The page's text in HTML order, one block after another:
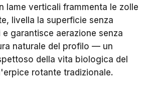
lame verticali frammenta le zolle
livella la superficie senza
garantisce aerazione senza
naturale del profilo — un
della vita biologica del
rotante tradizionale.